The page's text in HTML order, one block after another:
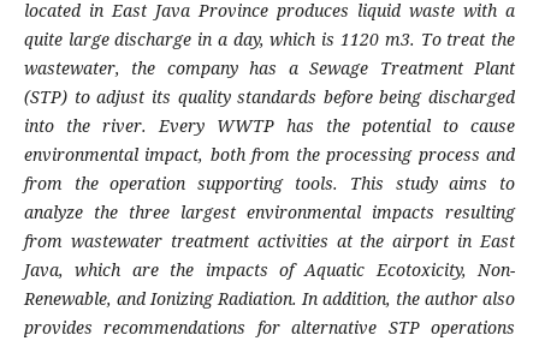
located in East Java Province produces liquid waste with a
quite large discharge in a day, which is 1120 m3. To treat the
wastewater, the company has a Sewage Treatment Plant
(STP) to adjust its quality standards before being discharged
into the river. Every WWTP has the potential to cause
environmental impact, both from the processing process and
from the operation supporting tools. This study aims to
analyze the three largest environmental impacts resulting
from wastewater treatment activities at the airport in East
Java, which are the impacts of Aquatic Ecotoxicity, Non-
Renewable, and Ionizing Radiation. In addition, the author also
provides recommendations for alternative STP operations